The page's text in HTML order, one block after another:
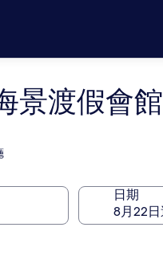
景渡假會館
日期